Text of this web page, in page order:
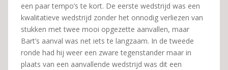
een paar tempo’s te kort. De eerste wedstrijd was een
kwalitatieve wedstrijd zonder het onnodig verliezen van
stukken met twee mooi opgezette aanvallen, maar
Bart’s aanval was net iets te langzaam. In de tweede
ronde had hij weer een zware tegenstander maar in
plaats van een aanvallende wedstrijd was dit een